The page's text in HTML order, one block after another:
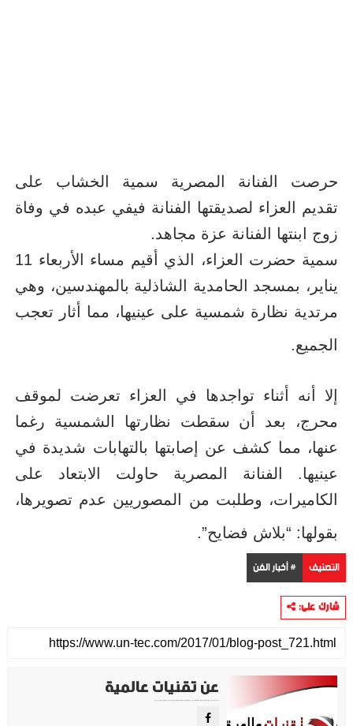
حرصت الفنانة المصرية سمية الخشاب على
تقديم العزاء لصديقتها الفنانة فيفي عبده في وفاة
زوج ابنتها الفنانة عزة مجاهد.
سمية حضرت العزاء، الذي أقيم مساء الأربعاء 11
يناير، بمسجد الحامدية الشاذلية بالمهندسين، وهي
مرتدية نظارة شمسية على عينيها، مما أثار تعجب
الجميع.
إلا أنه أثناء تواجدها في العزاء تعرضت لموقف
محرج، بعد أن سقطت نظارتها الشمسية رغما
عنها، مما كشف عن إصابتها بالتهابات شديدة في
عينيها. الفنانة المصرية حاولت الابتعاد على
الكاميرات، وطلبت من المصوريين عدم تصويرها،
بقولها: “بلاش فضايح”.
التصنيف # أخبار الفن
شارك على:
عن تقنيات عالمية